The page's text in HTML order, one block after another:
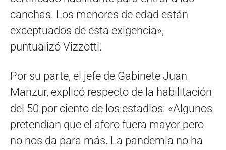
canchas. Los menores de edad están
exceptuados de esta exigencia»,
puntualizó Vizzotti.
Por su parte, el jefe de Gabinete Juan
Manzur, explicó respecto de la habilitación
del 50 por ciento de los estadios: «Algunos
pretendían que el aforo fuera mayor pero
no nos da para más. La pandemia no ha